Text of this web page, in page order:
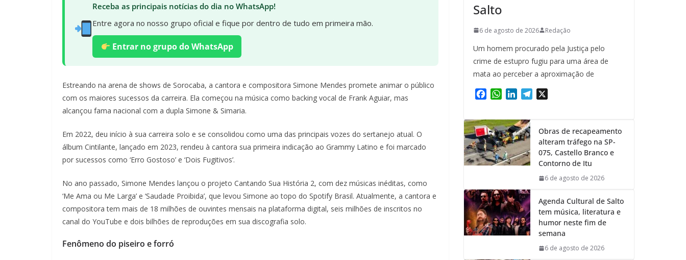
Receba as principais notícias do dia no WhatsApp!
Entre agora no nosso grupo oficial e fique por dentro de tudo em primeira mão.
Entrar no grupo do WhatsApp
Estreando na arena de shows de Sorocaba, a cantora e compositora Simone Mendes promete animar o público
com os maiores sucessos da carreira. Ela começou na música como backing vocal de Frank Aguiar, mas
alcançou fama nacional com a dupla Simone & Simaria.
Em 2022, deu início à sua carreira solo e se consolidou como uma das principais vozes do sertanejo atual. O
álbum Cintilante, lançado em 2023, rendeu à cantora sua primeira indicação ao Grammy Latino e foi marcado
por sucessos como ‘Erro Gostoso’ e ‘Dois Fugitivos’.
No ano passado, Simone Mendes lançou o projeto Cantando Sua História 2, com dez músicas inéditas, como
‘Me Ama ou Me Larga’ e ‘Saudade Proibida’, que levou Simone ao topo do Spotify Brasil. Atualmente, a cantora e
compositora tem mais de 18 milhões de ouvintes mensais na plataforma digital, seis milhões de inscritos no
canal do YouTube e dois bilhões de reproduções em sua discografia solo.
Fenômeno do piseiro e forró
Salto
6 de agosto de 2026 Redação
Um homem procurado pela Justiça pelo
crime de estupro fugiu para uma área de
mata ao perceber a aproximação de
c
e
b
o
o
W
a
t
s
A
p
n
k
e
d
I
Obras de recapeamento
alteram tráfego na SP-
075, Castello Branco e
Contorno de Itu
6 de agosto de 2026
Agenda Cultural de Salto
tem música, literatura e
humor neste fim de
semana
6 de agosto de 2026